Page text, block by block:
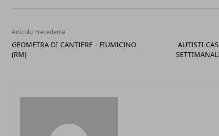
Articolo Precedente
GEOMETRA DI CANTIERE - FIUMICINO
(RM)
AUTISTI